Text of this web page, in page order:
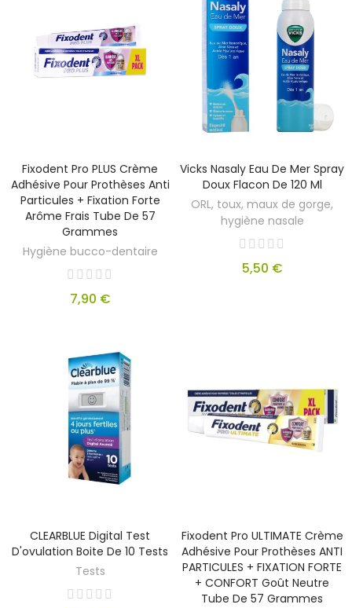
Fixodent Pro PLUS Crème
Adhésive Pour Prothèses Anti
Particules + Fixation Forte
Arôme Frais Tube De 57
Grammes
Hygiène bucco-dentaire
7,90 €
Vicks Nasaly Eau De Mer Spray
Doux Flacon De 120 Ml
ORL, toux, maux de gorge,
hygiène nasale
5,50 €
CLEARBLUE Digital Test
D'ovulation Boite De 10 Tests
Tests
Fixodent Pro ULTIMATE Crème
Adhésive Pour Prothèses ANTI
PARTICULES + FIXATION FORTE
+ CONFORT Goût Neutre
Tube De 57 Grammes